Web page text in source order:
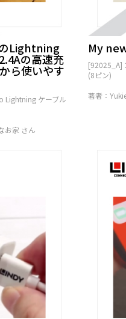
Lightning
の高速充
ら使いやす
Lightning ケーブル
お家 さん
My
[92025_A]
(8ピン)
著者：